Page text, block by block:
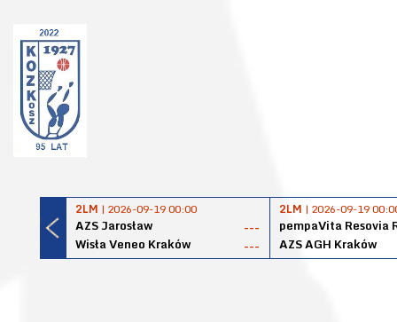
2LM | 2026-09-19 00:00
AZS Jarosław
---
Wisła Veneo Kraków
---
2LM | 2026-09-19
pempaVita Resovia
AZS AGH Kraków